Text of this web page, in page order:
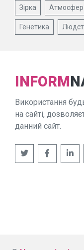
Зірка
Генетика
INFORM
Використання
на сайті,
данний сайт.